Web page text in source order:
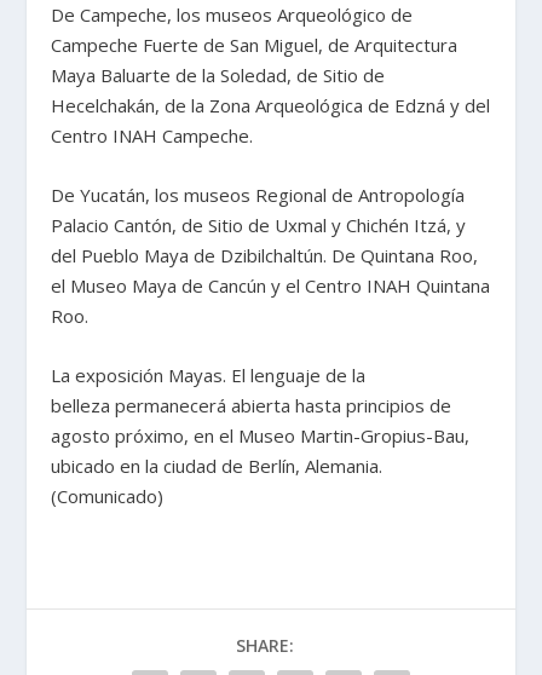
De Campeche, los museos Arqueológico de
Campeche Fuerte de San Miguel, de Arquitectura
Maya Baluarte de la Soledad, de Sitio de
Hecelchakán, de la Zona Arqueológica de Edzná y del
Centro INAH Campeche.
De Yucatán, los museos Regional de Antropología
Palacio Cantón, de Sitio de Uxmal y Chichén Itzá, y
del Pueblo Maya de Dzibilchaltún. De Quintana Roo,
el Museo Maya de Cancún y el Centro INAH Quintana
Roo.
La exposición Mayas. El lenguaje de la
belleza permanecerá abierta hasta principios de
agosto próximo, en el Museo Martin-Gropius-Bau,
ubicado en la ciudad de Berlín, Alemania.
(Comunicado)
SHARE: